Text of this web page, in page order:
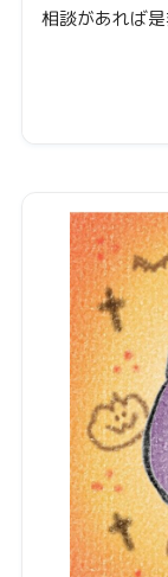
相談があれば是